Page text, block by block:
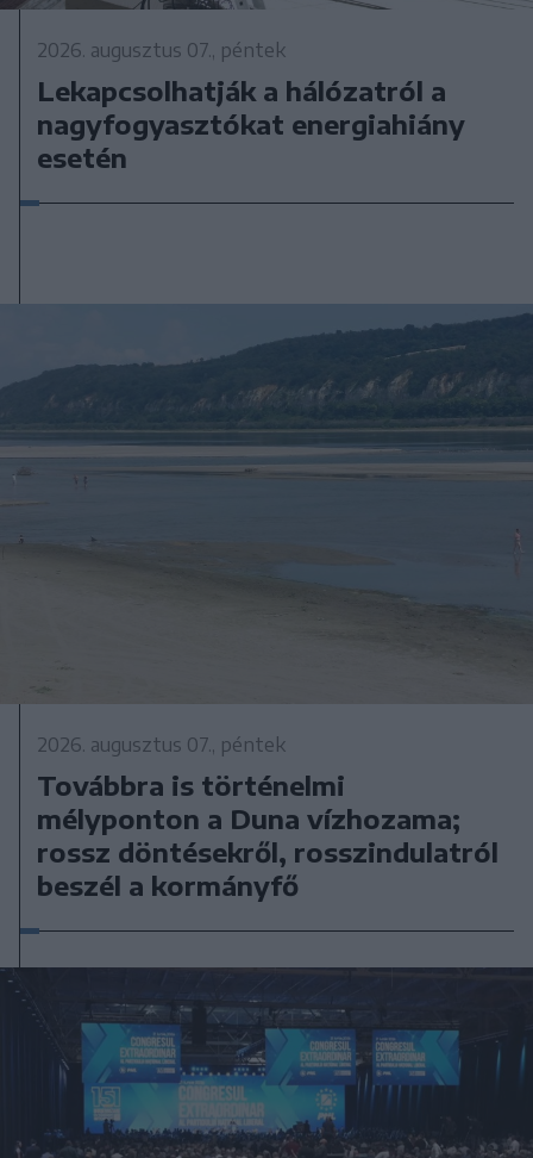
2026. augusztus 07., péntek
Lekapcsolhatják a hálózatról a
nagyfogyasztókat energiahiány
esetén
2026. augusztus 07., péntek
Továbbra is történelmi
mélyponton a Duna vízhozama;
rossz döntésekről, rosszindulatról
beszél a kormányfő